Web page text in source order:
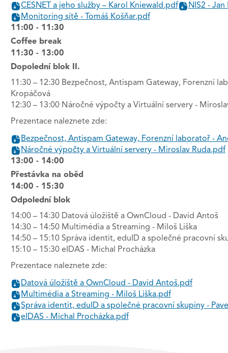
CESNET a jeho služby – Karol Kniewald.pdf
NIS2 -
Monitoring sítě - Tomáš Košňar.pdf
11:00 - 11:30
Coffee break
11:30 - 13:00
Dopolední blok II.
11:30 – 12:30 Bezpečnost, Antispam Gateway, Forenzní
Kropáčová
12:30 – 13:00 Náročné výpočty a Virtuální servery -
Prezentace naleznete zde:
Bezpečnost, Antispam Gateway, Forenzní laboratoř -
Náročné výpočty a Virtuální servery - Miroslav Ruda.pdf
13:00 - 14:00
Přestávka na oběd
14:00 - 15:30
Odpolední blok
14:00 – 14:30 Datová úložiště a OwnCloud - David Antoš
14:30 – 14:50 Multimédia a Streaming - Miloš Liška
14:50 – 15:10 Správa identit, eduID a společné pracovní
15:10 – 15:30 eIDAS - Michal Procházka
Prezentace naleznete zde:
Datová úložiště a OwnCloud - David Antoš.pdf
Multimédia a Streaming - Miloš Liška.pdf
Správa identit, eduID a společné pracovní skupiny -
eIDAS - Michal Procházka.pdf